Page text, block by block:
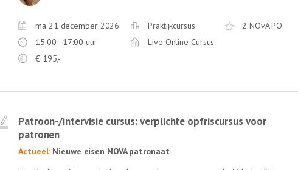
ma 21 december 2026
15.00 - 17:00 uur
€ 195,-
Praktijkcursus
Live Online Cursus
2 NOvA PO
Patroon-/intervisie cursus: verplichte opfriscursus voor
patronen
Actueel: Nieuwe eisen NOVA patronaat